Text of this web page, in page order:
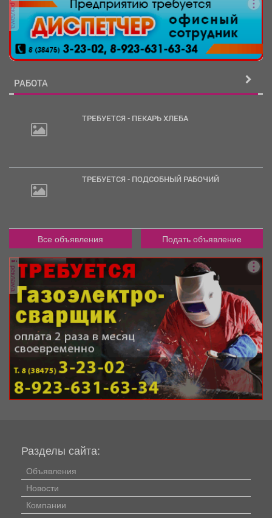
реклама
РАБОТА
ТРЕБУЕТСЯ - ПЕКАРЬ ХЛЕБА
ТРЕБУЕТСЯ - ПОДСОБНЫЙ РАБОЧИЙ
Все объявления Подать объявление
реклама
Разделы сайта:
Объявления
Новости
Компании